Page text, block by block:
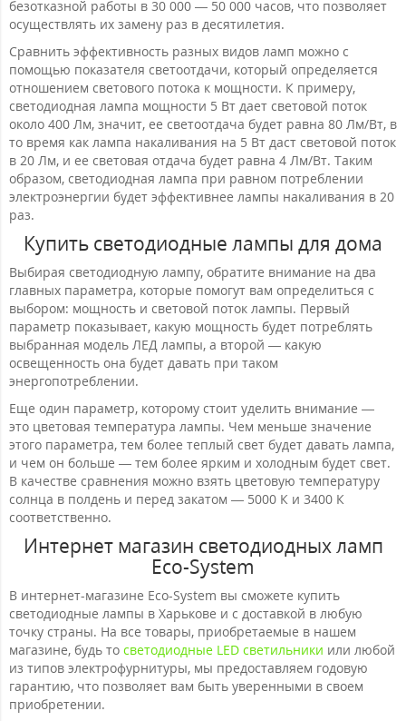
безотказной работы в 30 000 — 50 000 часов, что позволяет
осуществлять их замену раз в десятилетия.
Сравнить эффективность разных видов ламп можно с
помощью показателя светоотдачи, который определяется
отношением светового потока к мощности. К примеру,
светодиодная лампа мощности 5 Вт дает световой поток
около 400 Лм, значит, ее светоотдача будет равна 80 Лм/Вт, в
то время как лампа накаливания на 5 Вт даст световой поток
в 20 Лм, и ее световая отдача будет равна 4 Лм/Вт. Таким
образом, светодиодная лампа при равном потреблении
электроэнергии будет эффективнее лампы накаливания в 20
раз.
Купить светодиодные лампы для дома
Выбирая светодиодную лампу, обратите внимание на два
главных параметра, которые помогут вам определиться с
выбором: мощность и световой поток лампы. Первый
параметр показывает, какую мощность будет потреблять
выбранная модель ЛЕД лампы, а второй — какую
освещенность она будет давать при таком
энергопотреблении.
Еще один параметр, которому стоит уделить внимание —
это цветовая температура лампы. Чем меньше значение
этого параметра, тем более теплый свет будет давать лампа,
и чем он больше — тем более ярким и холодным будет свет.
В качестве сравнения можно взять цветовую температуру
солнца в полдень и перед закатом — 5000 К и 3400 К
соответственно.
Интернет магазин светодиодных ламп
Eco-System
В интернет-магазине Eco-System вы сможете купить
светодиодные лампы в Харькове и с доставкой в любую
точку страны. На все товары, приобретаемые в нашем
магазине, будь то светодиодные LED светильники или любой
из типов электрофурнитуры, мы предоставляем годовую
гарантию, что позволяет вам быть уверенными в своем
приобретении.